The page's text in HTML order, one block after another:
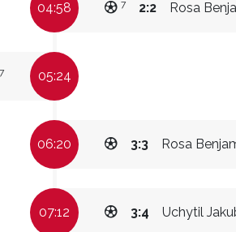
04:58 Rosa
2:2
7
7 05:24
06:20 Rosa
3:3
07:12 Uchytil
3:4